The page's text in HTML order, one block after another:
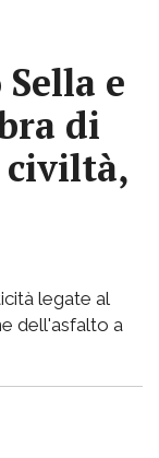
e
di
civiltà,
legate al
dell'asfalto a